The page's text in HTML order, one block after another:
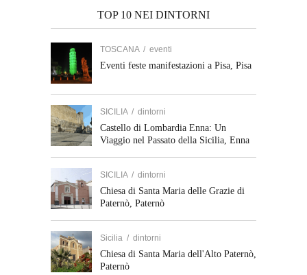
TOP 10 NEI DINTORNI
TOSCANA / eventi
Eventi feste manifestazioni a Pisa, Pisa
SICILIA / dintorni
Castello di Lombardia Enna: Un
Viaggio nel Passato della Sicilia, Enna
SICILIA / dintorni
Chiesa di Santa Maria delle Grazie di
Paternò, Paternò
Sicilia / dintorni
Chiesa di Santa Maria dell'Alto Paternò,
Paternò